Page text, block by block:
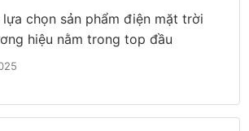
chọn sản phẩm điện mặt trời
hiệu nằm trong top đầu